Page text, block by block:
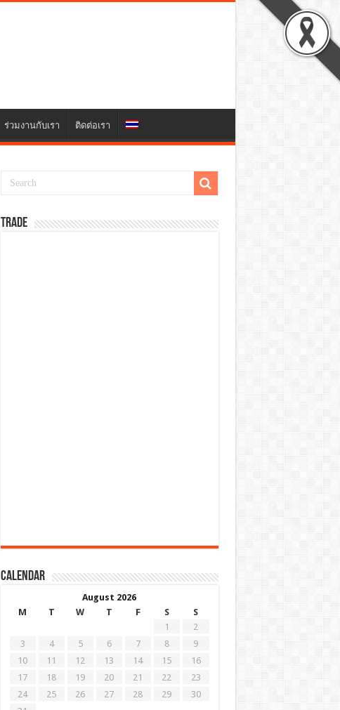
ร่วมงานกับเรา ติดต่อเรา
TRADE
Calendar
August 2026
M
T W T F S
S
1
2
3
4 5 6 7 8
9
10
11 12 13 14 15
16
17
18 19 20 21 22
23
24
25 26 27 28 29
30